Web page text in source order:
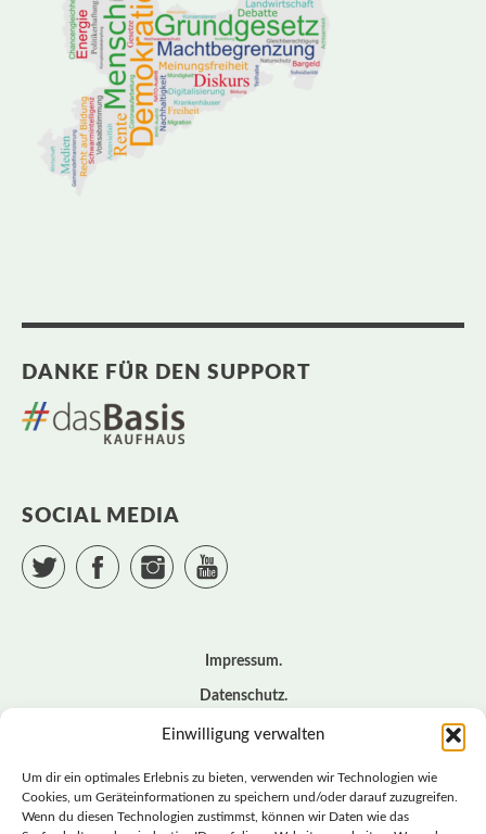
Einwilligung verwalten
Um dir ein optimales Erlebnis zu bieten, verwenden wir Technologien wie
Cookies, um Geräteinformationen zu speichern und/oder darauf zuzugreifen.
Wenn du diesen Technologien zustimmst, können wir Daten wie das
DANKE FÜR DEN SUPPORT
SOCIAL MEDIA
Twitter Facebook Instagram
Impressum
Datenschutz
Cookie – Richtlinie (EU)
© BASISDEMOKRATISCHE PARTEI DEUTSCHLAND *